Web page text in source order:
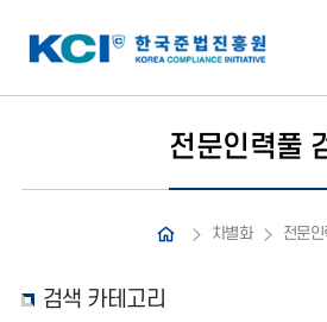
전문인력풀
차별화 전문
검색 카테고리